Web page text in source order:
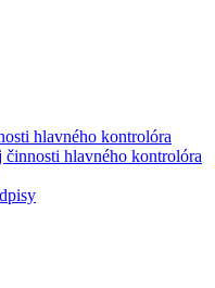
hlavného kontrolóra
hlavného kontrolóra